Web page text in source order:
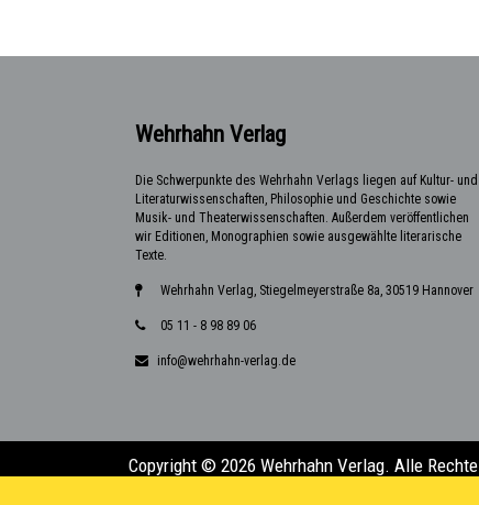
Wehrhahn Verlag
Die Schwerpunkte des Wehrhahn Verlags liegen auf Kultur- und
Literaturwissenschaften, Philosophie und Geschichte sowie
Musik- und Theaterwissenschaften. Außerdem veröffentlichen
wir Editionen, Monographien sowie ausgewählte literarische
Texte.
Wehrhahn Verlag, Stiegelmeyerstraße 8a, 30519 Hannover
05 11 - 8 98 89 06
info@wehrhahn-verlag.de
Copyright © 2026 Wehrhahn Verlag. Alle